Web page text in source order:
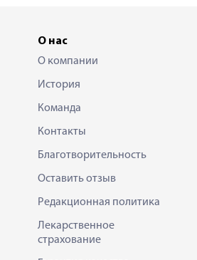
О нас
О компании
История
Команда
Контакты
Благотворительность
Оставить отзыв
Редакционная политика
Лекарственное
страхование